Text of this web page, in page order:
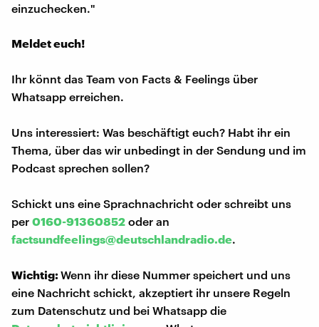
einzuchecken."
Meldet euch!
Ihr könnt das Team von Facts & Feelings über
Whatsapp erreichen.
Uns interessiert: Was beschäftigt euch? Habt ihr ein
Thema, über das wir unbedingt in der Sendung und im
Podcast sprechen sollen?
Schickt uns eine Sprachnachricht oder schreibt uns
per 0160-91360852 oder an
factsundfeelings@deutschlandradio.de.
Wichtig:Wenn ihr diese Nummer speichert und uns
eine Nachricht schickt, akzeptiert ihr unsere Regeln
zum Datenschutz und bei Whatsapp die